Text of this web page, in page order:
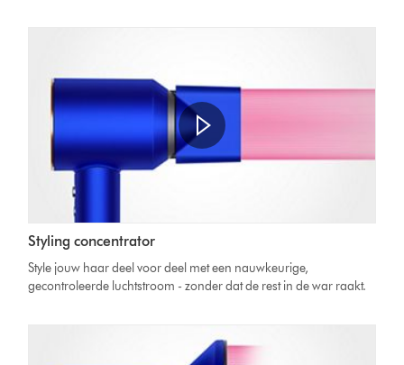
Styling concentrator
Style jouw haar deel voor deel met een nauwkeurige,
gecontroleerde luchtstroom - zonder dat de rest in de war raakt.